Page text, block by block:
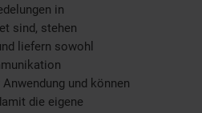
in
sind, stehen
liefern sowohl
und können
die eigene